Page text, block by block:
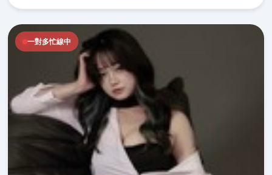
一對多忙線中